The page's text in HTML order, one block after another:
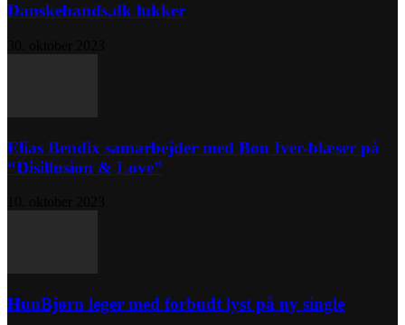
Danskebands.dk lukker
Elias Bendix samarbejder med Bon Iver-blæser på
“Disillusion & Love”
HunBjørn leger med forbudt lyst på ny single